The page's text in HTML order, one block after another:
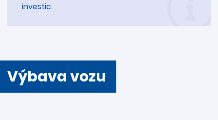
investic.
Výbava vozu